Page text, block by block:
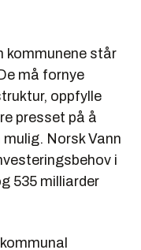
kommunene står
må fornye
oppfylle
presset på å
Norsk Vann
i
535 milliarder